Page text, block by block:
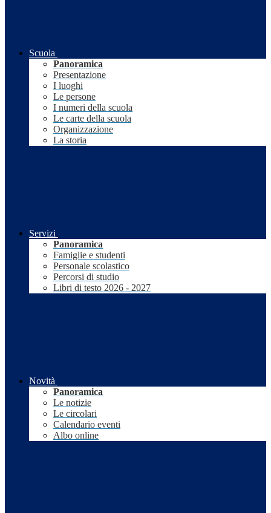
Scuola
Panoramica
Presentazione
I luoghi
Le persone
I numeri della scuola
Le carte della scuola
Organizzazione
La storia
Servizi
Panoramica
Famiglie e studenti
Personale scolastico
Percorsi di studio
Libri di testo 2026 - 2027
Novità
Panoramica
Le notizie
Le circolari
Calendario eventi
Albo online